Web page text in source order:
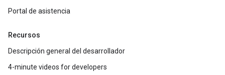
Portal de asistencia
Recursos
Descripción general del desarrollador
4-minute videos for developers